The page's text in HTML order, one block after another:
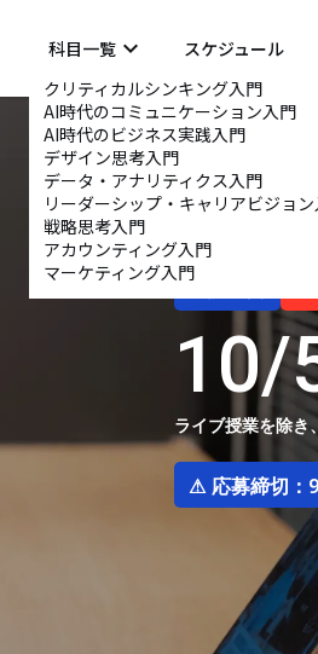
受講期間
10/
ライブ授業を除き
⚠ 応募締切：
科目一覧 keyboard_arrow_down
クリティカルシンキング入門
AI時代のコミュニケーション入門
AI時代のビジネス実践入門
デザイン思考入門
データ・アナリティクス入門
リーダーシップ・キャリアビジョ
戦略思考入門
アカウンティング入門
マーケティング入門
スケジュール